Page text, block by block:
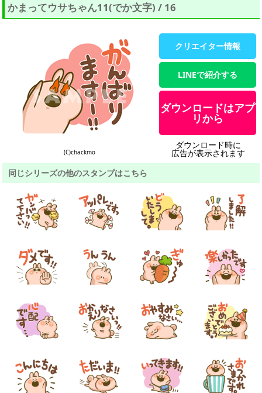
かまってウサちゃん11(でか文字) / 16
(C)chackmo
クリエイター情報
LINEで紹介する
ダウンロードはアプ
リから
ダウンロード時に
広告が表示されます
同じシリーズの他のスタンプはこちら